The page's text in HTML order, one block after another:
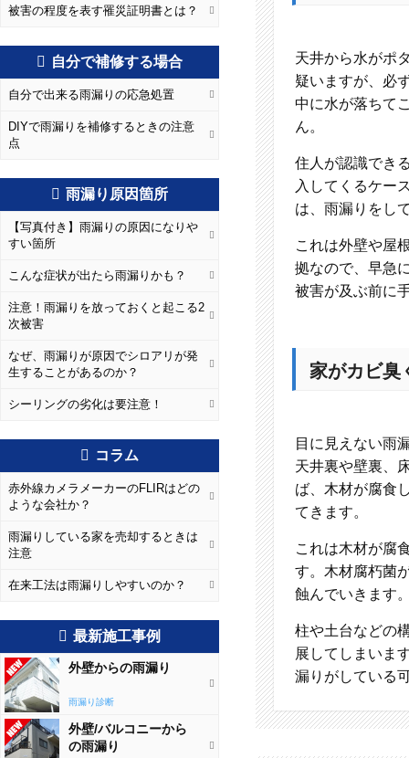
天井から水がポ
疑いますが、必
中に水が落ちて
ん。
住人が認識でき
入してくるケー
は、雨漏りをし
これは外壁や屋
拠なので、早急
被害が及ぶ前に
家がカビ臭
目に見えない雨
天井裏や壁裏、
ば、木材が腐食
てきます。
これは木材が腐
す。木材腐朽菌
蝕んでいきます
柱や土台などの
展してしまいま
漏りがしている
被害の程度を表す罹災証明書とは？
自分で補修する場合
自分で出来る雨漏りの応急処置
DIYで雨漏りを補修するときの注意
点
雨漏り原因箇所
【写真付き】雨漏りの原因になりや
すい箇所
こんな症状が出たら雨漏りかも？
注意！雨漏りを放っておくと起こる2
次被害
なぜ、雨漏りが原因でシロアリが発
生することがあるのか？
シーリングの劣化は要注意！
コラム
赤外線カメラメーカーのFLIRはどの
ような会社か？
雨漏りしている家を売却するときは
注意
在来工法は雨漏りしやすいのか？
最新施工事例
外壁からの雨漏り
雨漏り診断
外壁/バルコニーから
の雨漏り